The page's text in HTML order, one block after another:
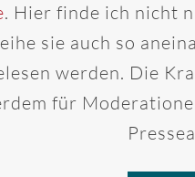
. Hier finde ich nicht
sie auch so
werden. Die
für